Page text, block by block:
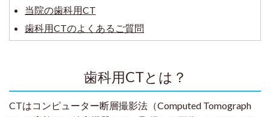
当院の歯科用CT
歯科用CTのよくあるご質問
歯科用CTとは？
CTはコンピューター断層撮影法（Computed Tomograph